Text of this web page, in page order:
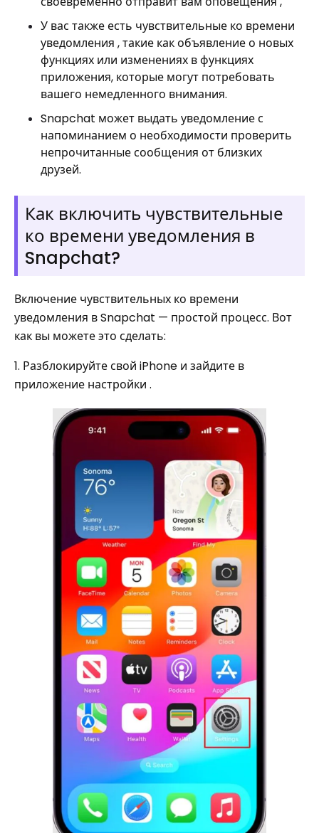
У вас также есть чувствительные ко времени
уведомления , такие как объявление о новых
функциях или изменениях в функциях
приложения, которые могут потребовать
вашего немедленного внимания.
Snapchat может выдать уведомление с
напоминанием о необходимости проверить
непрочитанные сообщения от близких
друзей.
Как включить чувствительные
ко времени уведомления в
Snapchat?
Включение чувствительных ко времени
уведомления в Snapchat — простой процесс. Вот
как вы можете это сделать:
1. Разблокируйте свой iPhone и зайдите в
приложение настройки .